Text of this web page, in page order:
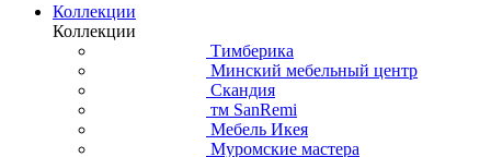
Коллекции
Коллекции
Тимберика
Минский мебельный центр
Скандия
тм SanRemi
Мебель Икея
Муромские мастера